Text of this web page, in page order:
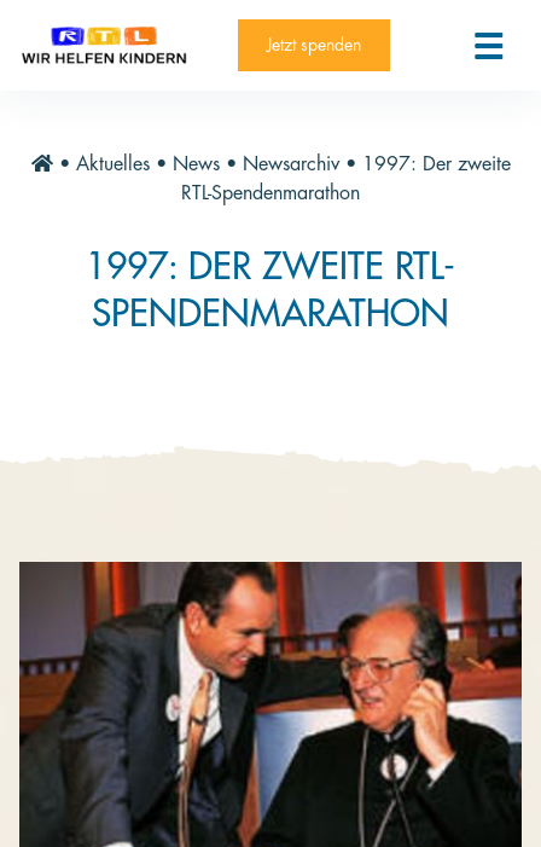
RTL-Spendenmarathon 2025
News
Jahresberichte
Kooperieren
Organisationen
Unternehmen
Kontakt
Jetzt spenden
• Aktuelles• News• Newsarchiv• 1997: Der zweite
RTL-Spendenmarathon
1997: DER ZWEITE RTL-
SPENDENMARATHON